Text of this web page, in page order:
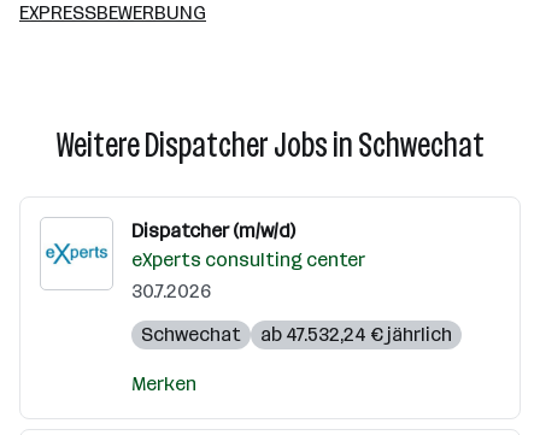
EXPRESSBEWERBUNG
Weitere Dispatcher Jobs in Schwechat
Dispatcher (m/w/d)
eXperts consulting center
30.7.2026
Schwechat
ab 47.532,24 € jährlich
Merken